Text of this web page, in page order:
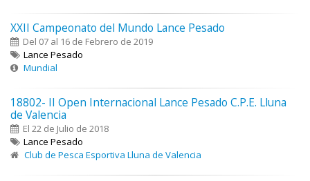
XXII Campeonato del Mundo Lance Pesado
Del 07 al 16 de Febrero de 2019
Lance Pesado
Mundial
18802- II Open Internacional Lance Pesado C.P.E. Lluna
de Valencia
El 22 de Julio de 2018
Lance Pesado
Club de Pesca Esportiva Lluna de Valencia